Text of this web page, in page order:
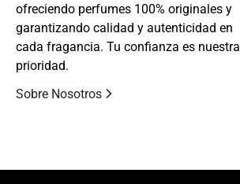
ofreciendo perfumes 100% originales y
garantizando calidad y autenticidad en
cada fragancia. Tu confianza es nuestra
prioridad.
Sobre Nosotros